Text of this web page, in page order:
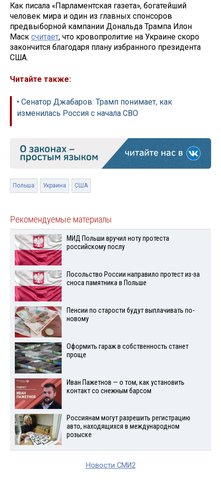
Как писала «Парламентская газета», богатейший
человек мира и один из главных спонсоров
предвыборной кампании Дональда Трампа Илон
Маск считает, что кровопролитие на Украине скоро
закончится благодаря плану избранного президента
США.
Читайте также:
• Сенатор Джабаров: Трамп понимает, как
изменилась Россия с начала СВО
Польша Украина США
Рекомендуемые материалы
МИД Польши вручил ноту протеста
российскому послу
Посольство России направило протест из-за
сноса памятника в Польше
Пенсии по старости будут выплачивать по-
новому
Оформить гараж в собственность станет
проще
Иван Пажетнов — о том, как установить
контакт со снежным барсом
Россиянам могут разрешить регистрацию
авто, находящихся в международном
розыске
Новости СМИ2